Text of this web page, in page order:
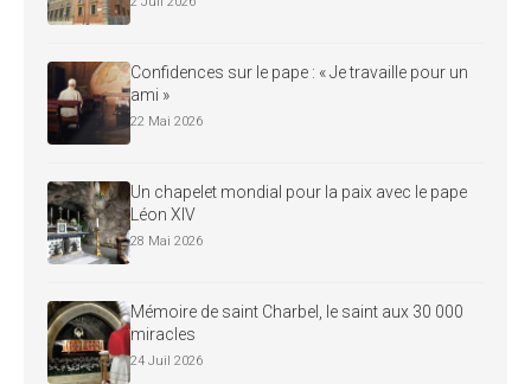
Confidences sur le pape : « Je travaille pour un
ami »
22 Mai 2026
Un chapelet mondial pour la paix avec le pape
Léon XIV
28 Mai 2026
Mémoire de saint Charbel, le saint aux 30 000
miracles
24 Juil 2026